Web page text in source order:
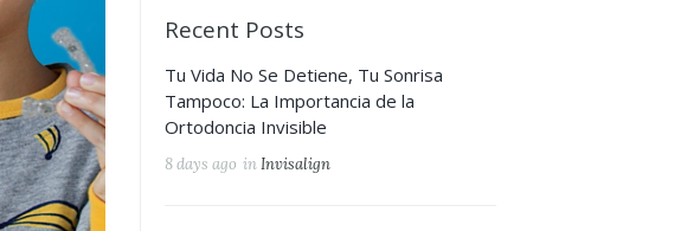
Recent Posts
Tu Vida No Se Detiene, Tu Sonrisa
Tampoco: La Importancia de la
Ortodoncia Invisible
8 days ago inInvisalign